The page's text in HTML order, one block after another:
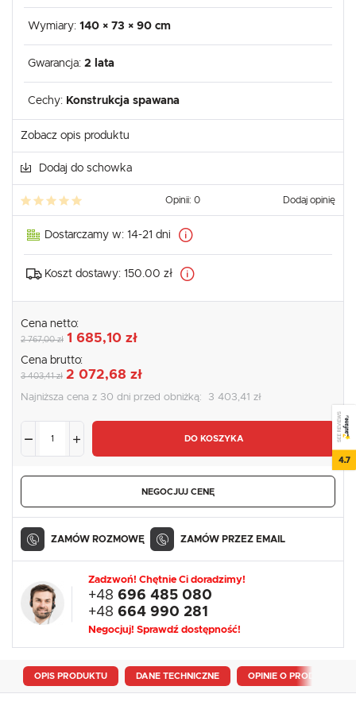
Wymiary: 140 × 73 × 90 cm
Gwarancja: 2 lata
Cechy: Konstrukcja spawana
Zobacz opis produktu
Dodaj do schowka
Opinii: 0 Dodaj opinię
Dostarczamy w: 14-21 dni
Koszt dostawy: 150.00 zł
Cena netto:
2 767,00 zł 1 685,10 zł
Cena brutto:
3 403,41 zł 2 072,68 zł
Najniższa cena z 30 dni przed obniżką: 3 403,41 zł
DO KOSZYKA
NEGOCJUJ CENĘ
ZAMÓW ROZMOWĘ ZAMÓW PRZEZ EMAIL
Zadzwoń! Chętnie Ci doradzimy!
+48 696 485 080
+48 664 990 281
Negocjuj! Sprawdź dostępność!
OPIS PRODUKTU DANE TECHNICZNE OPINIE O PRODUKCIE
SEE REVIEWS
4.7